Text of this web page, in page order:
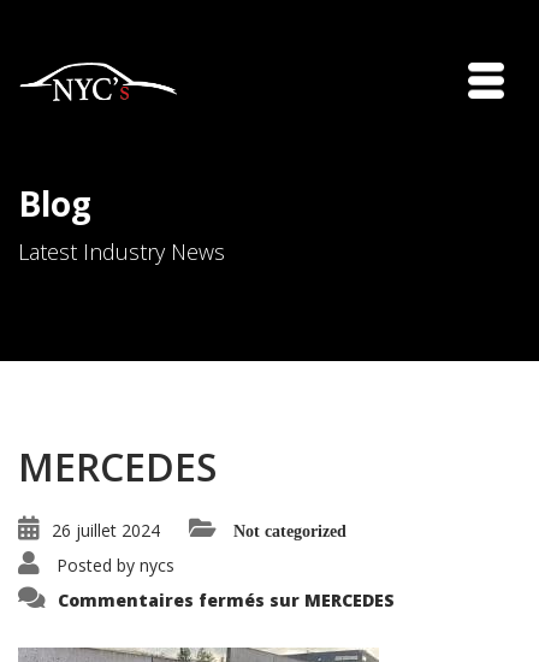
Blog
Latest Industry News
MERCEDES
26 juillet 2024 Not categorized
Posted by nycs
Commentaires fermés sur MERCEDES